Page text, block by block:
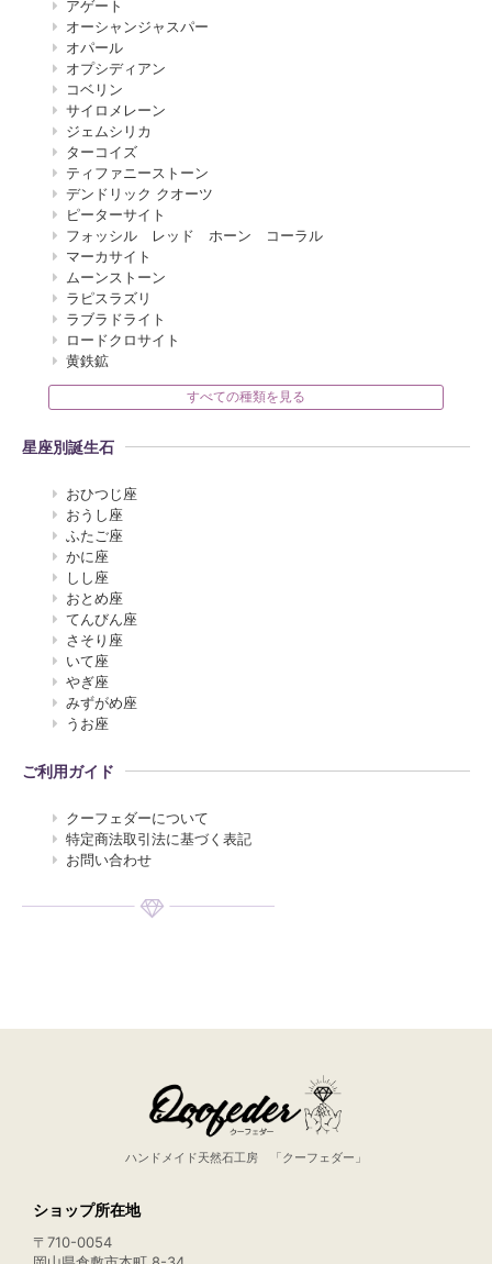
アゲート
オーシャンジャスパー
オパール
オプシディアン
コベリン
サイロメレーン
ジェムシリカ
ターコイズ
ティファニーストーン
デンドリック クオーツ
ピーターサイト
フォッシル レッド ホーン コーラル
マーカサイト
ムーンストーン
ラピスラズリ
ラブラドライト
ロードクロサイト
黄鉄鉱
すべての種類を見る
星座別誕生石
おひつじ座
おうし座
ふたご座
かに座
しし座
おとめ座
てんびん座
さそり座
いて座
やぎ座
みずがめ座
うお座
ご利用ガイド
クーフェダーについて
特定商法取引法に基づく表記
お問い合わせ
ハンドメイド天然石工房 「クーフェダー」
ショップ所在地
〒710-0054